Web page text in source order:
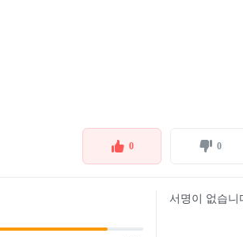
0 0
서명이 없습니